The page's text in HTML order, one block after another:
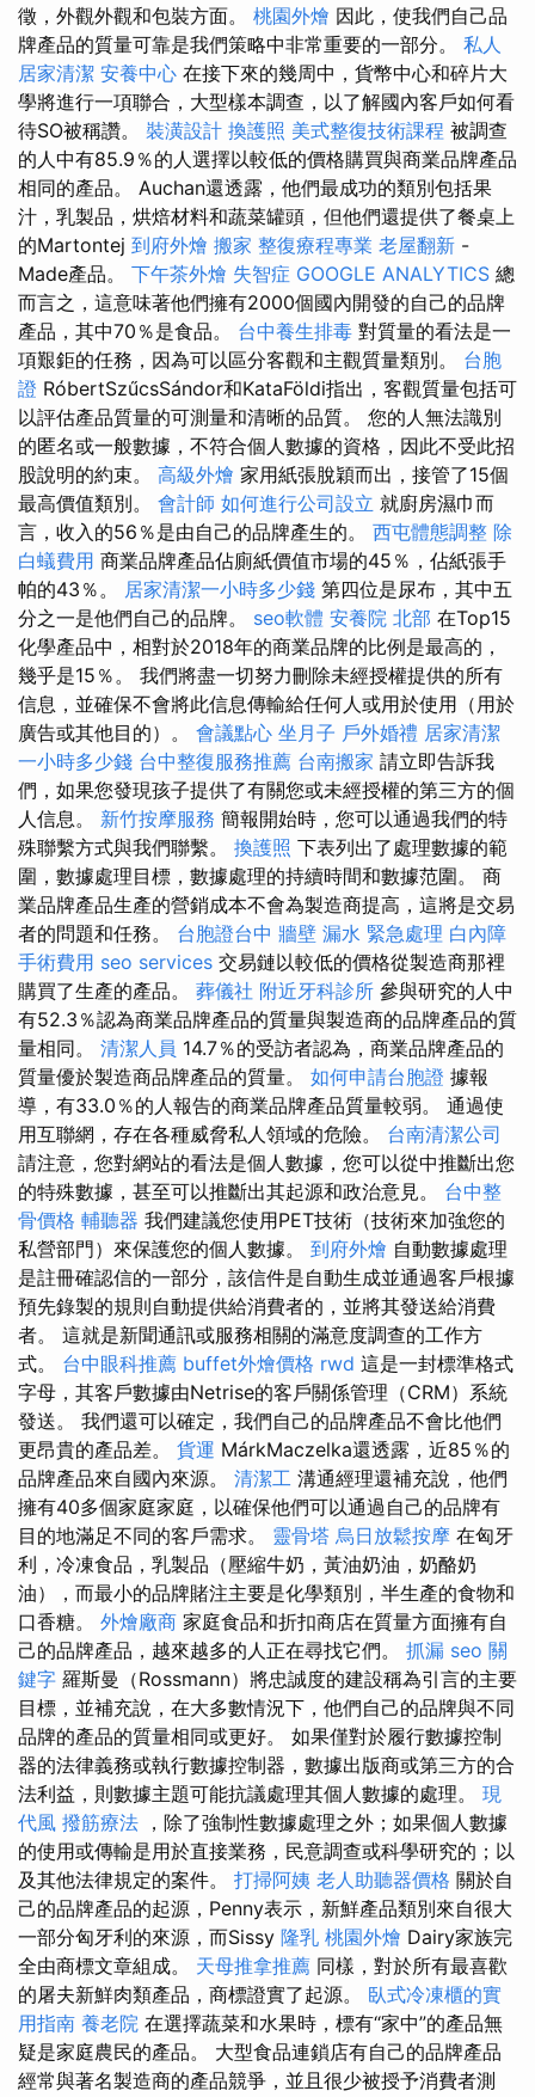
徵，外觀外觀和包裝方面。 桃園外燴 因此，使我們自己品
牌產品的質量可靠是我們策略中非常重要的一部分。 私人
居家清潔 安養中心 在接下來的幾周中，貨幣中心和碎片大
學將進行一項聯合，大型樣本調查，以了解國內客戶如何看
待SO被稱讚。 裝潢設計 換護照 美式整復技術課程 被調查
的人中有85.9％的人選擇以較低的價格購買與商業品牌產品
相同的產品。 Auchan還透露，他們最成功的類別包括果
汁，乳製品，烘焙材料和蔬菜罐頭，但他們還提供了餐桌上
的Martontej 到府外燴 搬家 整復療程專業 老屋翻新 -
Made產品。 下午茶外燴 失智症 GOOGLE ANALYTICS 總
而言之，這意味著他們擁有2000個國內開發的自己的品牌
產品，其中70％是食品。 台中養生排毒 對質量的看法是一
項艱鉅的任務，因為可以區分客觀和主觀質量類別。 台胞
證 RóbertSzűcsSándor和KataFöldi指出，客觀質量包括可
以評估產品質量的可測量和清晰的品質。 您的人無法識別
的匿名或一般數據，不符合個人數據的資格，因此不受此招
股說明的約束。 高級外燴 家用紙張脫穎而出，接管了15個
最高價值類別。 會計師 如何進行公司設立 就廚房濕巾而
言，收入的56％是由自己的品牌產生的。 西屯體態調整 除
白蟻費用 商業品牌產品佔廁紙價值市場的45％，佔紙張手
帕的43％。 居家清潔一小時多少錢 第四位是尿布，其中五
分之一是他們自己的品牌。 seo軟體 安養院 北部 在Top15
化學產品中，相對於2018年的商業品牌的比例是最高的，
幾乎是15％。 我們將盡一切努力刪除未經授權提供的所有
信息，並確保不會將此信息傳輸給任何人或用於使用（用於
廣告或其他目的）。 會議點心 坐月子 戶外婚禮 居家清潔
一小時多少錢 台中整復服務推薦 台南搬家 請立即告訴我
們，如果您發現孩子提供了有關您或未經授權的第三方的個
人信息。 新竹按摩服務 簡報開始時，您可以通過我們的特
殊聯繫方式與我們聯繫。 換護照 下表列出了處理數據的範
圍，數據處理目標，數據處理的持續時間和數據范圍。 商
業品牌產品生產的營銷成本不會為製造商提高，這將是交易
者的問題和任務。 台胞證台中 牆壁 漏水 緊急處理 白內障
手術費用 seo services 交易鏈以較低的價格從製造商那裡
購買了生產的產品。 葬儀社 附近牙科診所 參與研究的人中
有52.3％認為商業品牌產品的質量與製造商的品牌產品的質
量相同。 清潔人員 14.7％的受訪者認為，商業品牌產品的
質量優於製造商品牌產品的質量。 如何申請台胞證 據報
導，有33.0％的人報告的商業品牌產品質量較弱。 通過使
用互聯網，存在各種威脅私人領域的危險。 台南清潔公司
請注意，您對網站的看法是個人數據，您可以從中推斷出您
的特殊數據，甚至可以推斷出其起源和政治意見。 台中整
骨價格 輔聽器 我們建議您使用PET技術（技術來加強您的
私營部門）來保護您的個人數據。 到府外燴 自動數據處理
是註冊確認信的一部分，該信件是自動生成並通過客戶根據
預先錄製的規則自動提供給消費者的，並將其發送給消費
者。 這就是新聞通訊或服務相關的滿意度調查的工作方
式。 台中眼科推薦 buffet外燴價格 rwd 這是一封標準格式
字母，其客戶數據由Netrise的客戶關係管理（CRM）系統
發送。 我們還可以確定，我們自己的品牌產品不會比他們
更昂貴的產品差。 貨運 MárkMaczelka還透露，近85％的
品牌產品來自國內來源。 清潔工 溝通經理還補充說，他們
擁有40多個家庭家庭，以確保他們可以通過自己的品牌有
目的地滿足不同的客戶需求。 靈骨塔 烏日放鬆按摩 在匈牙
利，冷凍食品，乳製品（壓縮牛奶，黃油奶油，奶酪奶
油），而最小的品牌賭注主要是化學類別，半生產的食物和
口香糖。 外燴廠商 家庭食品和折扣商店在質量方面擁有自
己的品牌產品，越來越多的人正在尋找它們。 抓漏 seo 關
鍵字 羅斯曼（Rossmann）將忠誠度的建設稱為引言的主要
目標，並補充說，在大多數情況下，他們自己的品牌與不同
品牌的產品的質量相同或更好。 如果僅對於履行數據控制
器的法律義務或執行數據控制器，數據出版商或第三方的合
法利益，則數據主題可能抗議處理其個人數據的處理。 現
代風 撥筋療法 ，除了強制性數據處理之外；如果個人數據
的使用或傳輸是用於直接業務，民意調查或科學研究的；以
及其他法律規定的案件。 打掃阿姨 老人助聽器價格 關於自
己的品牌產品的起源，Penny表示，新鮮產品類別來自很大
一部分匈牙利的來源，而Sissy 隆乳 桃園外燴 Dairy家族完
全由商標文章組成。 天母推拿推薦 同樣，對於所有最喜歡
的屠夫新鮮肉類產品，商標證實了起源。 臥式冷凍櫃的實
用指南 養老院 在選擇蔬菜和水果時，標有“家中”的產品無
疑是家庭農民的產品。 大型食品連鎖店有自己的品牌產品
經常與著名製造商的產品競爭，並且很少被授予消費者測